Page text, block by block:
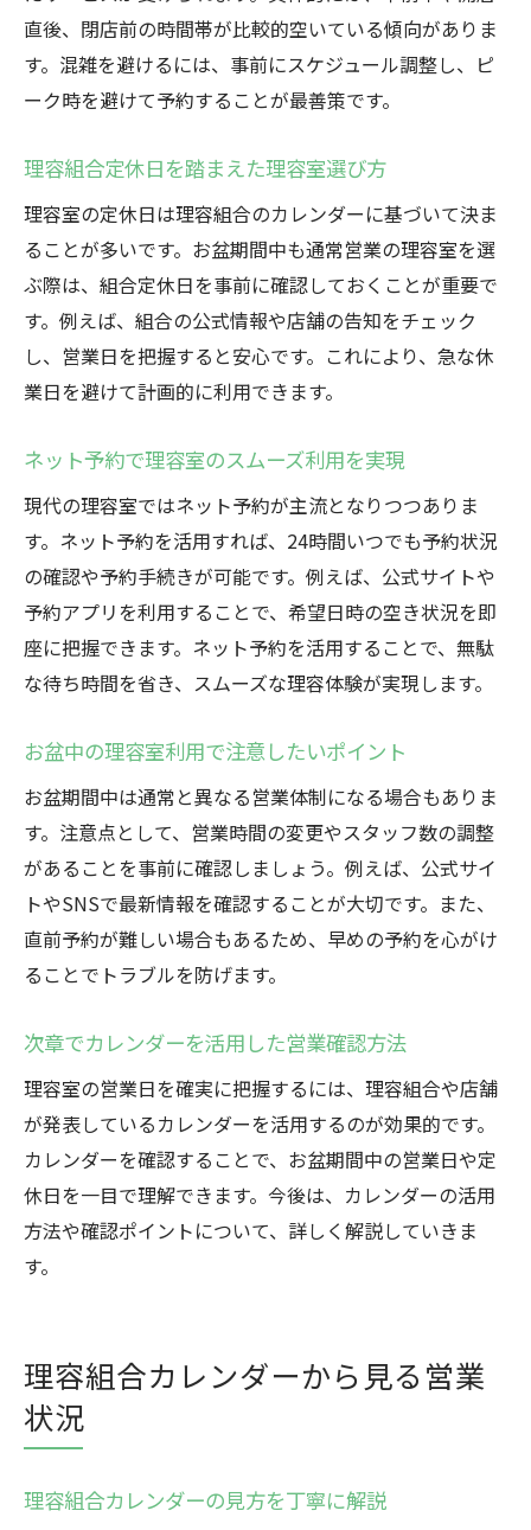
直後、閉店前の時間帯が比較的空いている傾向がありま
す。混雑を避けるには、事前にスケジュール調整し、ピ
ーク時を避けて予約することが最善策です。
理容組合定休日を踏まえた理容室選び方
理容室の定休日は理容組合のカレンダーに基づいて決ま
ることが多いです。お盆期間中も通常営業の理容室を選
ぶ際は、組合定休日を事前に確認しておくことが重要で
す。例えば、組合の公式情報や店舗の告知をチェック
し、営業日を把握すると安心です。これにより、急な休
業日を避けて計画的に利用できます。
ネット予約で理容室のスムーズ利用を実現
現代の理容室ではネット予約が主流となりつつありま
す。ネット予約を活用すれば、24時間いつでも予約状況
の確認や予約手続きが可能です。例えば、公式サイトや
予約アプリを利用することで、希望日時の空き状況を即
座に把握できます。ネット予約を活用することで、無駄
な待ち時間を省き、スムーズな理容体験が実現します。
お盆中の理容室利用で注意したいポイント
お盆期間中は通常と異なる営業体制になる場合もありま
す。注意点として、営業時間の変更やスタッフ数の調整
があることを事前に確認しましょう。例えば、公式サイ
トやSNSで最新情報を確認することが大切です。また、
直前予約が難しい場合もあるため、早めの予約を心がけ
ることでトラブルを防げます。
次章でカレンダーを活用した営業確認方法
理容室の営業日を確実に把握するには、理容組合や店舗
が発表しているカレンダーを活用するのが効果的です。
カレンダーを確認することで、お盆期間中の営業日や定
休日を一目で理解できます。今後は、カレンダーの活用
方法や確認ポイントについて、詳しく解説していきま
す。
理容組合カレンダーから見る営業
状況
理容組合カレンダーの見方を丁寧に解説